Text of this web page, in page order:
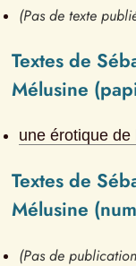
(Pas de texte
Textes de
Mélusine
une érotique
Textes de
Mélusine
(Pas de